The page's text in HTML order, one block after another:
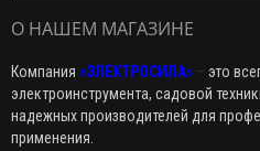
О НАШЕМ МАГАЗИНЕ
Компания «ЭЛЕКТРОСИЛА» – это
электроинструмента, садовой
надежных производителей для
применения.